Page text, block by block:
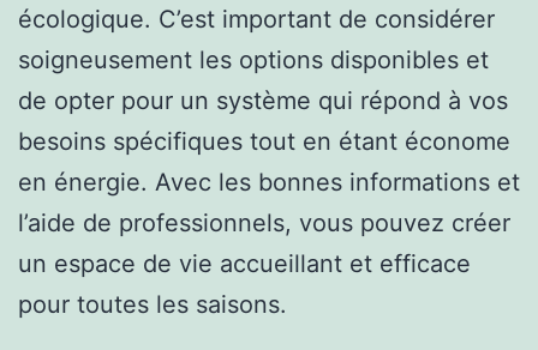
écologique. C’est important de considérer
soigneusement les options disponibles et
de opter pour un système qui répond à vos
besoins spécifiques tout en étant économe
en énergie. Avec les bonnes informations et
l’aide de professionnels, vous pouvez créer
un espace de vie accueillant et efficace
pour toutes les saisons.